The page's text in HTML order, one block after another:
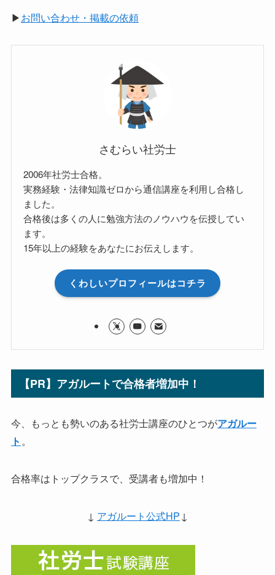
▶お問い合わせ・掲載の依頼
さむらい社労士
2006年社労士合格。
実務経験・法律知識ゼロから通信講座を利用し合格し
ました。
合格後は多くの人に勉強方法のノウハウを伝授してい
ます。
15年以上の経験をあなたにお伝えします。
くわしいプロフィールはコチラ
【PR】アガルートで合格者増加中！
今、もっとも勢いのある社労士講座のひとつがアガルー
ト 。
合格率はトップクラスで、受講者も増加中！
↓ アガルート公式HP↓